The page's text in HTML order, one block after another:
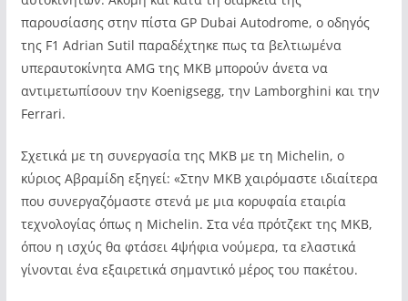
παρουσίασης στην πίστα GP Dubai Autodrome, ο οδηγός
της F1 Adrian Sutil παραδέχτηκε πως τα βελτιωμένα
υπεραυτοκίνητα AMG της MKB μπορούν άνετα να
αντιμετωπίσουν την Koenigsegg, την Lamborghini και την
Ferrari.
Σχετικά με τη συνεργασία της MKB με τη Michelin, ο
κύριος Αβραμίδη εξηγεί: «Στην MKB χαιρόμαστε ιδιαίτερα
που συνεργαζόμαστε στενά με μια κορυφαία εταιρία
τεχνολογίας όπως η Michelin. Στα νέα πρότζεκτ της MKB,
όπου η ισχύς θα φτάσει 4ψήφια νούμερα, τα ελαστικά
γίνονται ένα εξαιρετικά σημαντικό μέρος του πακέτου.